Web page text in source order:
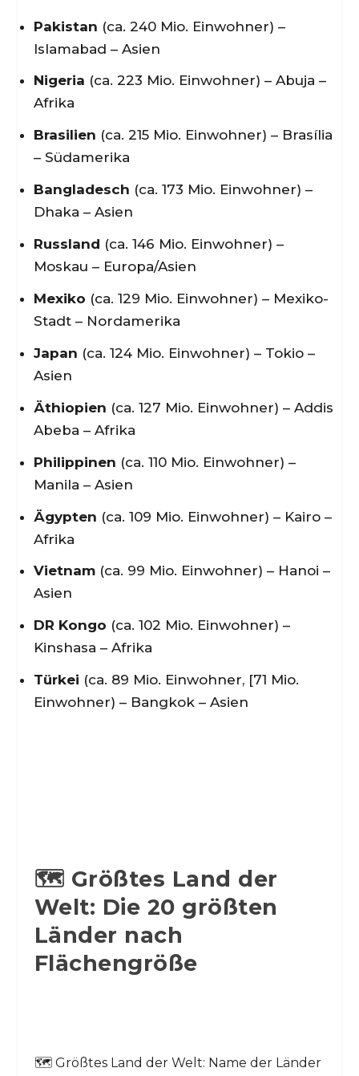
Pakistan (ca. 240 Mio. Einwohner) –
Islamabad – Asien
Nigeria (ca. 223 Mio. Einwohner) – Abuja –
Afrika
Brasilien (ca. 215 Mio. Einwohner) – Brasília
– Südamerika
Bangladesch (ca. 173 Mio. Einwohner) –
Dhaka – Asien
Russland (ca. 146 Mio. Einwohner) –
Moskau – Europa/Asien
Mexiko (ca. 129 Mio. Einwohner) – Mexiko-
Stadt – Nordamerika
Japan (ca. 124 Mio. Einwohner) – Tokio –
Asien
Äthiopien (ca. 127 Mio. Einwohner) – Addis
Abeba – Afrika
Philippinen (ca. 110 Mio. Einwohner) –
Manila – Asien
Ägypten (ca. 109 Mio. Einwohner) – Kairo –
Afrika
Vietnam(ca. 99 Mio. Einwohner) – Hanoi –
Asien
DR Kongo (ca. 102 Mio. Einwohner) –
Kinshasa – Afrika
Türkei (ca. 89 Mio. Einwohner, [71 Mio.
Einwohner) – Bangkok – Asien
🗺️ Größtes Land der
Welt: Die 20 größten
Länder nach
Flächengröße
🗺️ Größtes Land der Welt: Name der Länder